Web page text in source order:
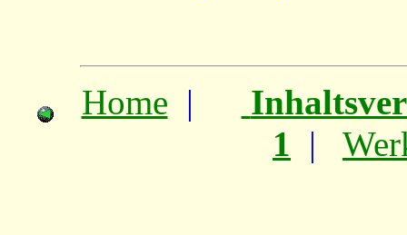
Home |
1 |